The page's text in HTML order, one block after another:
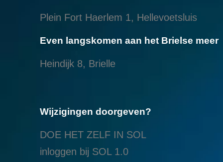
Plein Fort Haerlem 1, Hellevoetsluis
Even langskomen aan het Brielse meer
Heindijk 8, Brielle
Wijzigingen doorgeven?
DOE HET ZELF IN SOL
inloggen bij SOL 1.0